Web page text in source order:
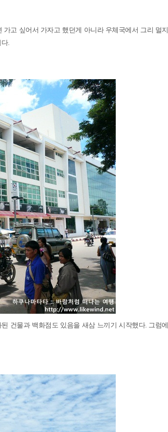
고 싶어서 가자고 했던게 아니라 우체국에서 그리 멀지
.
건물과 백화점도 있음을 새삼 느끼기 시작했다. 그럼에